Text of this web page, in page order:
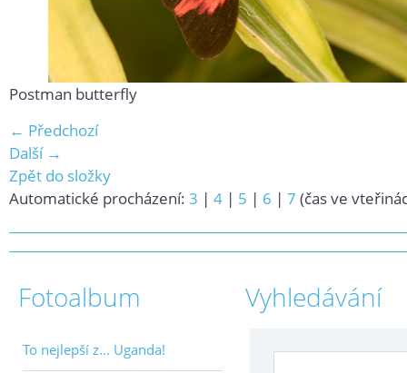
Postman butterfly
← Předchozí
Další →
Zpět do složky
Automatické procházení: 3 | 4 | 5 | 6 | 7 (čas ve
Fotoalbum
To nejlepší z... Uganda!
Vyhledávání